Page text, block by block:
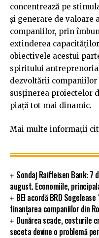
concentrează pe
și generare de valoare
companiilor, prin
extinderea
obiectivele acestui
spiritului
dezvoltării
susținerea proiectelor
piață tot mai dinamic.
Mai multe informații
Sondaj Raiffeisen Bank: 7
august. Economiile,
BEI acordă BRD
finanțarea companiilor din
Dunărea scade, costurile
seceta devine o problemă